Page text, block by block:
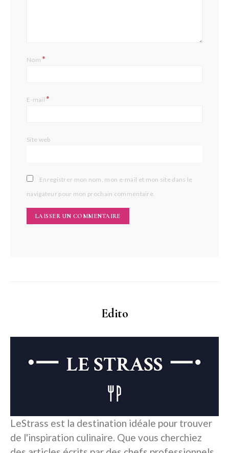
Nom*
E-mail*
Site web
Enregistrer mon nom, mon e-mail et mon site dans le
navigateur pour mon prochain commentaire.
Edito
LeStrass est la destination idéale pour trouver
de l'inspiration culinaire. Que vous cherchiez